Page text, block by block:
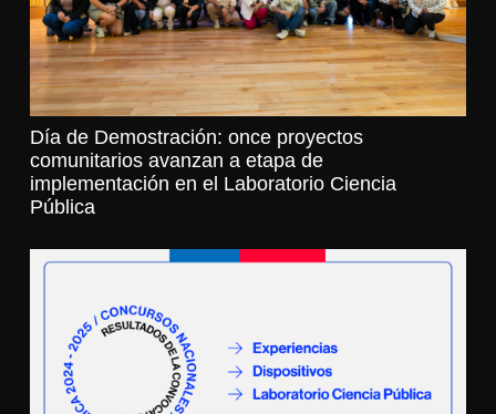
Día de Demostración: once proyectos
comunitarios avanzan a etapa de
implementación en el Laboratorio Ciencia
Pública